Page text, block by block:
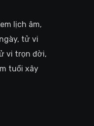
lịch âm,
tử vi
vi trọn đời,
tuổi xây